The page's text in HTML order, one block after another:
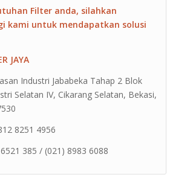
Filter anda, silahkan
kami untuk mendapatkan solusi
JAYA
Industri Jababeka Tahap 2 Blok
Selatan IV, Cikarang Selatan, Bekasi,
8251 4956
385 / (021) 8983 6088